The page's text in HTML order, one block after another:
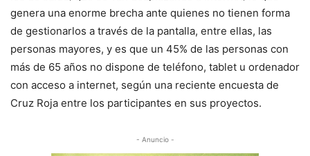
genera una enorme brecha ante quienes no tienen forma
de gestionarlos a través de la pantalla, entre ellas, las
personas mayores, y es que un 45% de las personas con
más de 65 años no dispone de teléfono, tablet u ordenador
con acceso a internet, según una reciente encuesta de
Cruz Roja entre los participantes en sus proyectos.
- Anuncio -